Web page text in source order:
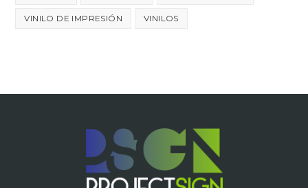
VINILO DE IMPRESIÓN VINILOS